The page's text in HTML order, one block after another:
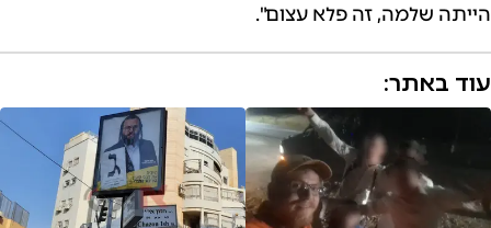
הייתה שלמה, זה פלא עצום".
עוד באתר: